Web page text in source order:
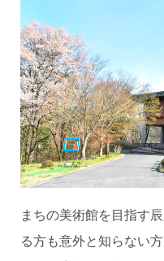
まちの美術館を目指す
る方も意外と知らない